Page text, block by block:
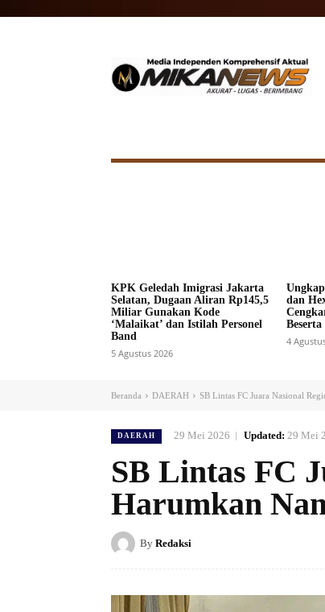
KPK Geledah Imigrasi Jakarta
Selatan, Dugaan Aliran Rp145,5
Miliar Gunakan Kode
‘Malaikat’ dan Istilah Personel
Band
5 Agustus 2026
dan
4
Beranda DAERAH SB Lintas FC Juara Nasional
DAERAH 29 Mei 2026 Updated: 29 Mei
SB Lintas FC
Harumkan
By Redaksi